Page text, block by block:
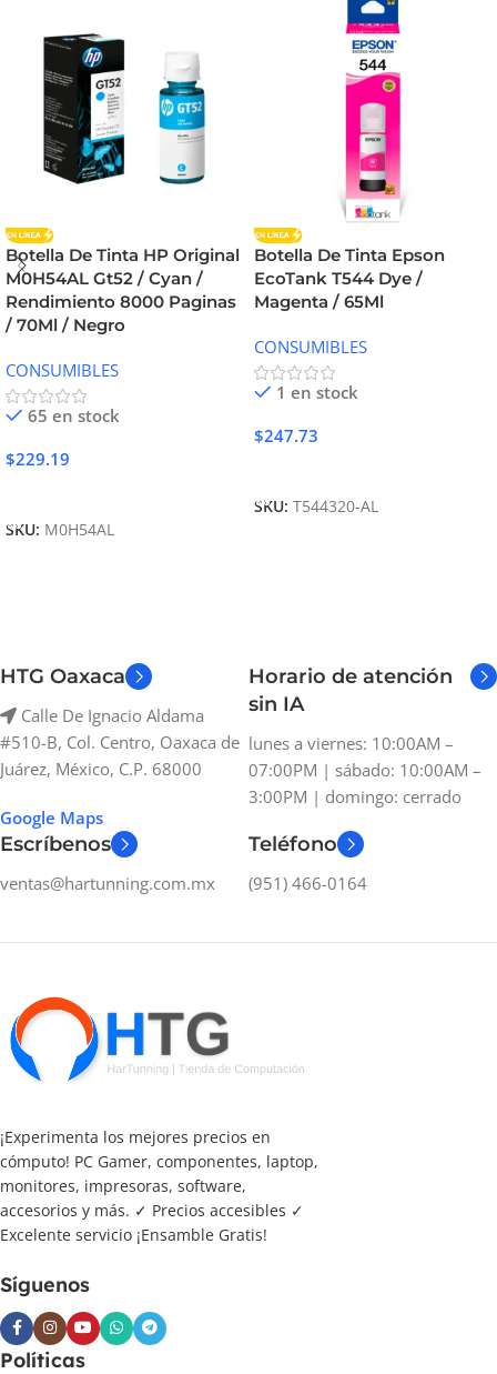
Botella De Tinta HP Original
M0H54AL Gt52 / Cyan /
Rendimiento 8000 Paginas
/ 70Ml / Negro
CONSUMIBLES
65 en stock
$229.19
SKU: M0H54AL
Botella De Tinta Epson
EcoTank T544 Dye /
Magenta / 65Ml
CONSUMIBLES
1 en stock
$247.73
SKU: T544320-AL
HTG Oaxaca
Calle De Ignacio Aldama
#510-B, Col. Centro, Oaxaca de
Juárez, México, C.P. 68000
Google Maps
Horario de atención
sin IA
lunes a viernes: 10:00AM –
07:00PM | sábado: 10:00AM –
3:00PM | domingo: cerrado
Escríbenos
ventas@hartunning.com.mx
Teléfono
(951) 466-0164
¡Experimenta los mejores precios en
cómputo! PC Gamer, componentes, laptop,
monitores, impresoras, software,
accesorios y más. ✓ Precios accesibles ✓
Excelente servicio ¡Ensamble Gratis!
Síguenos
Políticas